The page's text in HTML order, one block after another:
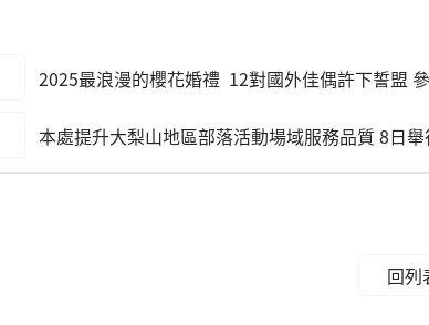
2025最浪漫的櫻花婚禮 12對國外佳偶許下誓盟
本處提升大梨山地區部落活動場域服務品質 8日
回列